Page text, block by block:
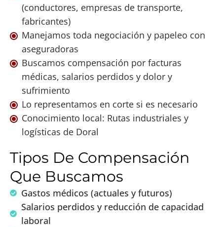
(conductores, empresas de transporte,
fabricantes)
Manejamos toda negociación y papeleo con
aseguradoras
Buscamos compensación por facturas
médicas, salarios perdidos y dolor y
sufrimiento
Lo representamos en corte si es necesario
Conocimiento local: Rutas industriales y
logísticas de Doral
Tipos De Compensación
Que Buscamos
Gastos médicos (actuales y futuros)
Salarios perdidos y reducción de capacidad
laboral